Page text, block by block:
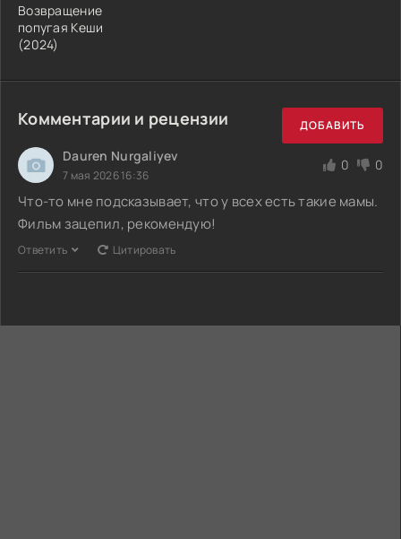
Возвращение
попугая Кеши
(2024)
Комментарии и рецензии ДОБАВИТЬ
Dauren Nurgaliyev
7 мая 2026 16:36
0 0
Что-то мне подсказывает, что у всех есть такие мамы.
Фильм зацепил, рекомендую!
Ответить Цитировать